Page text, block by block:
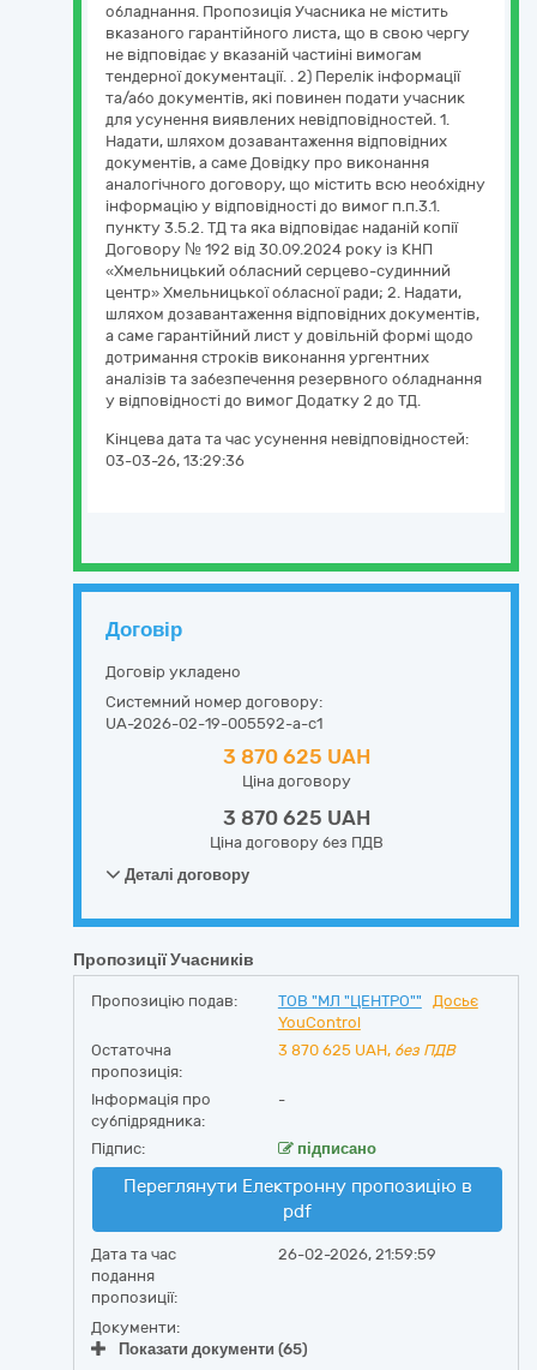
обладнання. Пропозиція Учасника не містить
вказаного гарантійного листа, що в свою чергу
не відповідає у вказаній частиіні вимогам
тендерної документації. . 2) Перелік інформації
та/або документів, які повинен подати учасник
для усунення виявлених невідповідностей. 1.
Надати, шляхом дозавантаження відповідних
документів, а саме Довідку про виконання
аналогічного договору, що містить всю необхідну
інформацію у відповідності до вимог п.п.3.1.
пункту 3.5.2. ТД та яка відповідає наданій копії
Договору № 192 від 30.09.2024 року із КНП
«Хмельницький обласний серцево-судинний
центр» Хмельницької обласної ради; 2. Надати,
шляхом дозавантаження відповідних документів,
а саме гарантійний лист у довільній формі щодо
дотримання строків виконання ургентних
аналізів та забезпечення резервного обладнання
у відповідності до вимог Додатку 2 до ТД.
Кінцева дата та час усунення невідповідностей:
03-03-26, 13:29:36
Договір
Договір укладено
Системний номер договору:
UA-2026-02-19-005592-a-c1
3 870 625 UAH
Ціна договору
3 870 625 UAH
Ціна договору без ПДВ
Деталі договору
Пропозиції Учасників
Пропозицію подав: ТОВ "МЛ "ЦЕНТРО""
Досьє
YouControl
Остаточна
пропозиція:
3 870 625 UAH, без ПДВ
Інформація про
субпідрядника:
-
Підпис: підписано
Переглянути Електронну пропозицію в
pdf
Дата та час
подання
пропозиції:
26-02-2026, 21:59:59
Документи:
Показати документи (65)